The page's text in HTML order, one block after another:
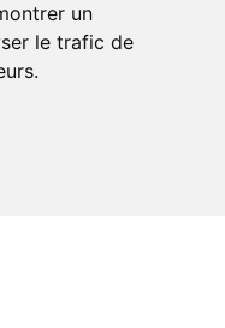
un
le trafic de